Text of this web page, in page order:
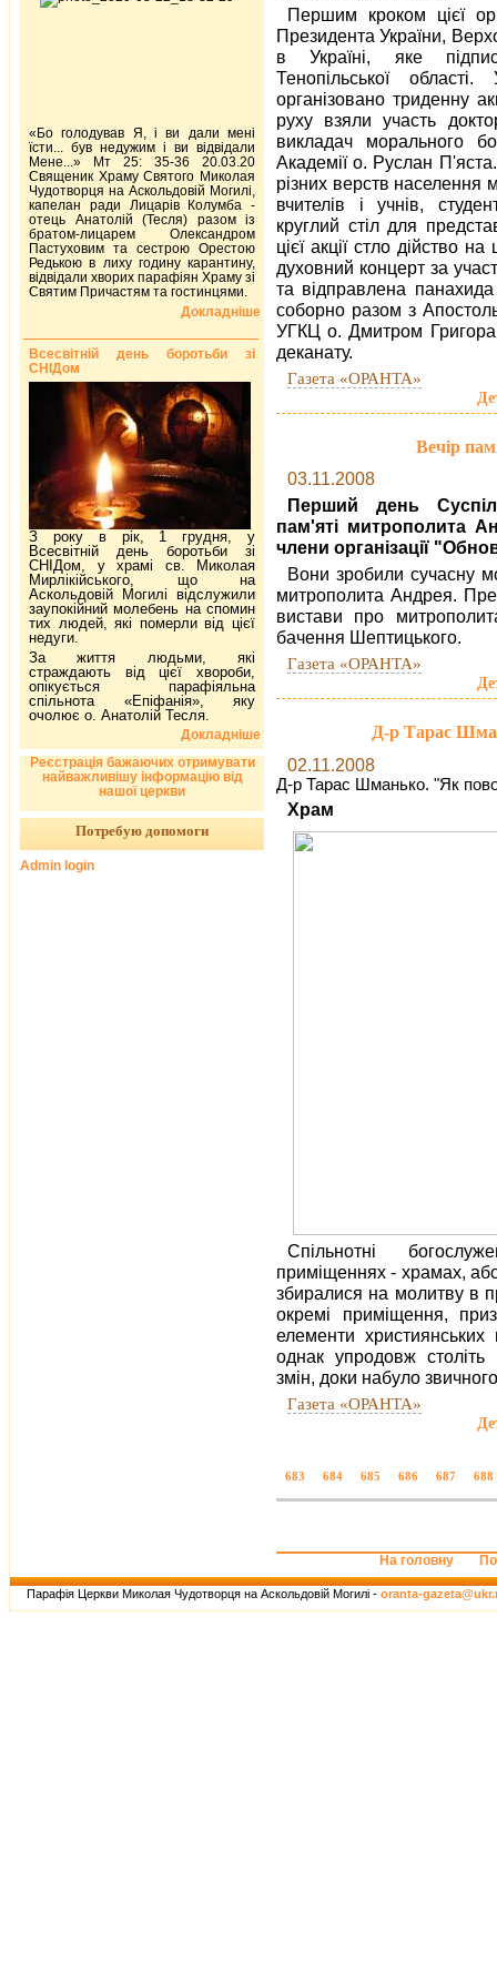
Першим кроком цієї
Президента України,
в Україні, яке
Тенопільської
організовано триденну
руху взяли участь
викладач морального
Академії о. Руслан
різних верств населення
вчителів і учнів,
круглий стіл для
цієї акції стло дійство
духовний концерт за
та відправлена
соборно разом з
УГКЦ о. Дмитром
деканату.
Газета «ОРАНТА»
Вечір
03.11.2008
Перший день
пам'яті митрополита
члени організації
Вони зробили сучасну
митрополита Андрея.
вистави про
бачення Шептицького.
Газета «ОРАНТА»
Д-р Тарас
02.11.2008
Д-р Тарас Шманько. "Як
Храм
Спільнотні
приміщеннях - храмах,
збиралися на молитву в
окремі приміщення,
елементи християнських
однак упродовж
змін, доки набуло
Газета «ОРАНТА»
683 684 685 686 687 688
«Бо голодував Я, і ви дали мені
їсти... був недужим і ви відвідали
Мене...» Мт 25: 35-36 20.03.20
Священик Храму Святого Миколая
Чудотворця на Аскольдовій Могилі,
капелан ради Лицарів Колумба -
отець Анатолій (Тесля) разом із
братом-лицарем Олександром
Пастуховим та сестрою Орестою
Редькою в лиху годину карантину,
відвідали хворих парафіян Храму зі
Святим Причастям та гостинцями.
Докладніше
Всесвітній день боротьби зі
СНІДом
З року в рік, 1 грудня, у
Всесвітній день боротьби зі
СНІДом, у храмі св. Миколая
Мирлікійського, що на
Аскольдовій Могилі відслужили
заупокійний молебень на спомин
тих людей, які померли від цієї
недуги.
За життя людьми, які
страждають від цієї хвороби,
опікується парафіяльна
спільнота «Епіфанія», яку
очолює о. Анатолій Тесля.
Докладніше
Реєстрація бажаючих отримувати
найважливішу інформацію від
нашої церкви
Потребую допомоги
Admin login
На головну
Парафія Церкви Миколая Чудотворця на Аскольдовій Могилі - oranta-